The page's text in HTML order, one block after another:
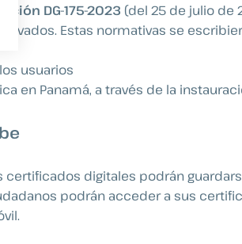
DG-175-2023 (del 25 de julio de
Estas normativas se
usuarios
en Panamá, a través de la
certificados digitales podrán
podrán acceder a sus